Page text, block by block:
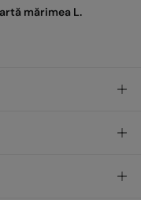
mărimea L.